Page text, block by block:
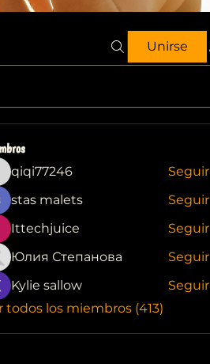
Unirse
qiqi77246
Seguir
stas malets
Seguir
Ittechjuice
Seguir
Юлия Степанова
Seguir
Kylie sallow
Seguir
todos los miembros (413)